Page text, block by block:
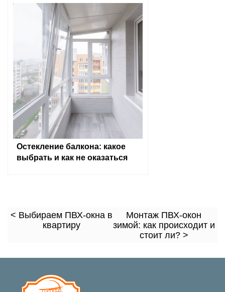
Остекление балкона: какое
выбрать и как не оказаться
< Выбираем ПВХ-окна в
квартиру
Монтаж ПВХ-окон
зимой: как происходит и
стоит ли? >